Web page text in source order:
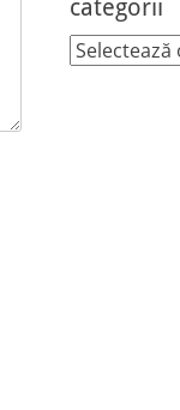
categorii
categorii